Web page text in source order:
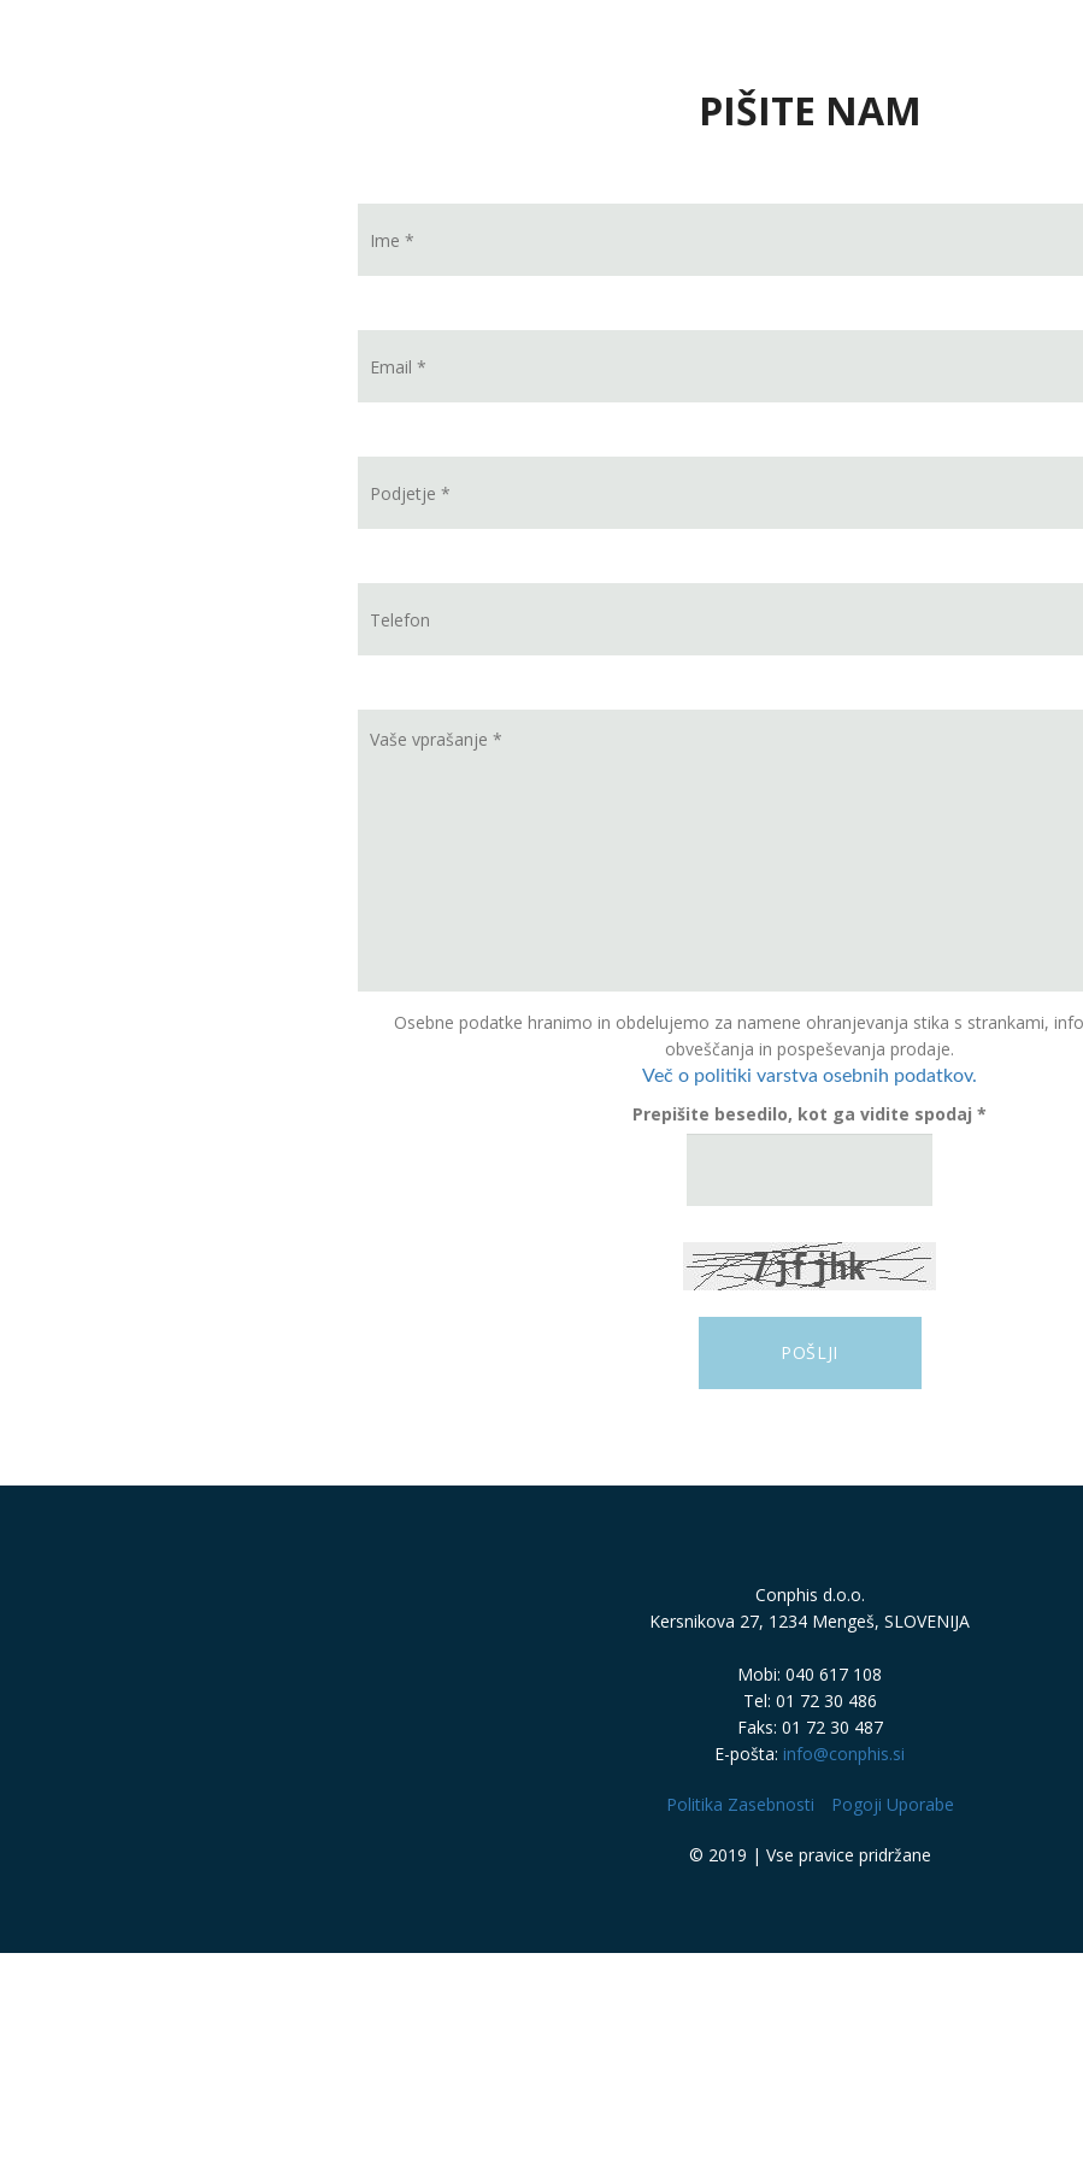
PIŠITE NAM
Osebne podatke hranimo in obdelujemo za namene ohranjevanja stika s strankami,
obveščanja in pospeševanja prodaje.
Več o politiki varstva osebnih podatkov.
Prepišite besedilo, kot ga vidite spodaj *
Conphis d.o.o.
Kersnikova 27, 1234 Mengeš, SLOVENIJA
Mobi: 040 617 108
Tel: 01 72 30 486
Faks: 01 72 30 487
E-pošta: info@conphis.si
Politika Zasebnosti Pogoji Uporabe
© 2019 | Vse pravice pridržane